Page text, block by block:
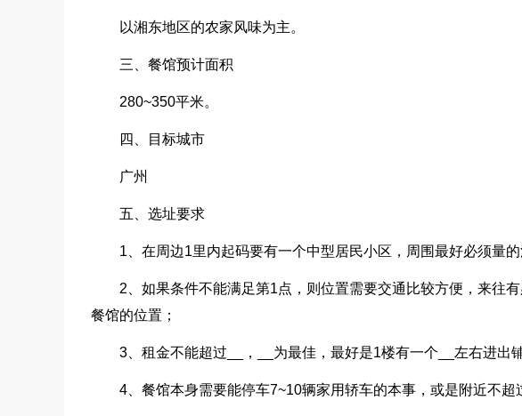
以湘东地区的农家风味为主。
三、餐馆预计面积
280~350平米。
四、目标城市
广州
五、选址要求
1、在周边1里内起码要有一个中型居民小区，周围最好必须量
2、如果条件不能满足第1点，则位置需要交通比较方便，来往
餐馆的位置；
3、租金不能超过__，__为最佳，最好是1楼有一个__左右进出
4、餐馆本身需要能停车7~10辆家用轿车的本事，或是附近不超